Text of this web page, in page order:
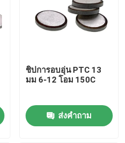
ชิปการอบอุ่น PTC 13
มม 6-12 โอม 150C
ส่งคำถาม